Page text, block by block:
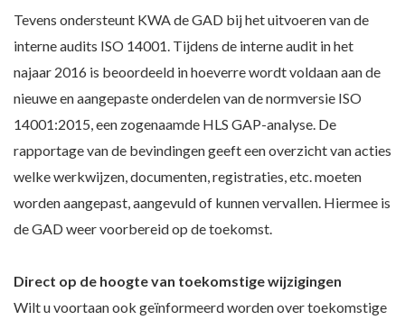
Tevens ondersteunt KWA de GAD bij het uitvoeren van de
interne audits ISO 14001. Tijdens de interne audit in het
najaar 2016 is beoordeeld in hoeverre wordt voldaan aan de
nieuwe en aangepaste onderdelen van de normversie ISO
14001:2015, een zogenaamde HLS GAP-analyse. De
rapportage van de bevindingen geeft een overzicht van acties
welke werkwijzen, documenten, registraties, etc. moeten
worden aangepast, aangevuld of kunnen vervallen. Hiermee is
de GAD weer voorbereid op de toekomst.
Direct op de hoogte van toekomstige wijzigingen
Wilt u voortaan ook geïnformeerd worden over toekomstige